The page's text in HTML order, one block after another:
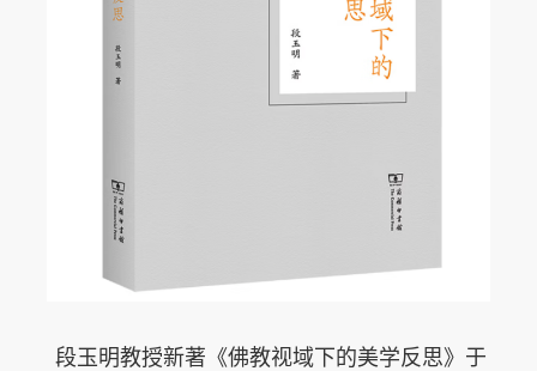
段玉明教授新著《佛教视域下的美学反思》于